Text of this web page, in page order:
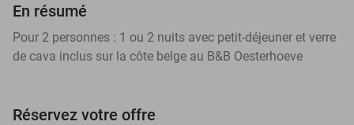
En résumé
Pour 2 personnes : 1 ou 2 nuits avec petit-déjeuner et verre
de cava inclus sur la côte belge au B&B Oesterhoeve
Réservez votre offre